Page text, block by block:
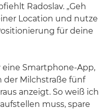
Radoslav. „Geh
Location und nutze
für deine
eine Smartphone-App,
der Milchstraße fünf
anzeigt. So weiß ich
muss, spare